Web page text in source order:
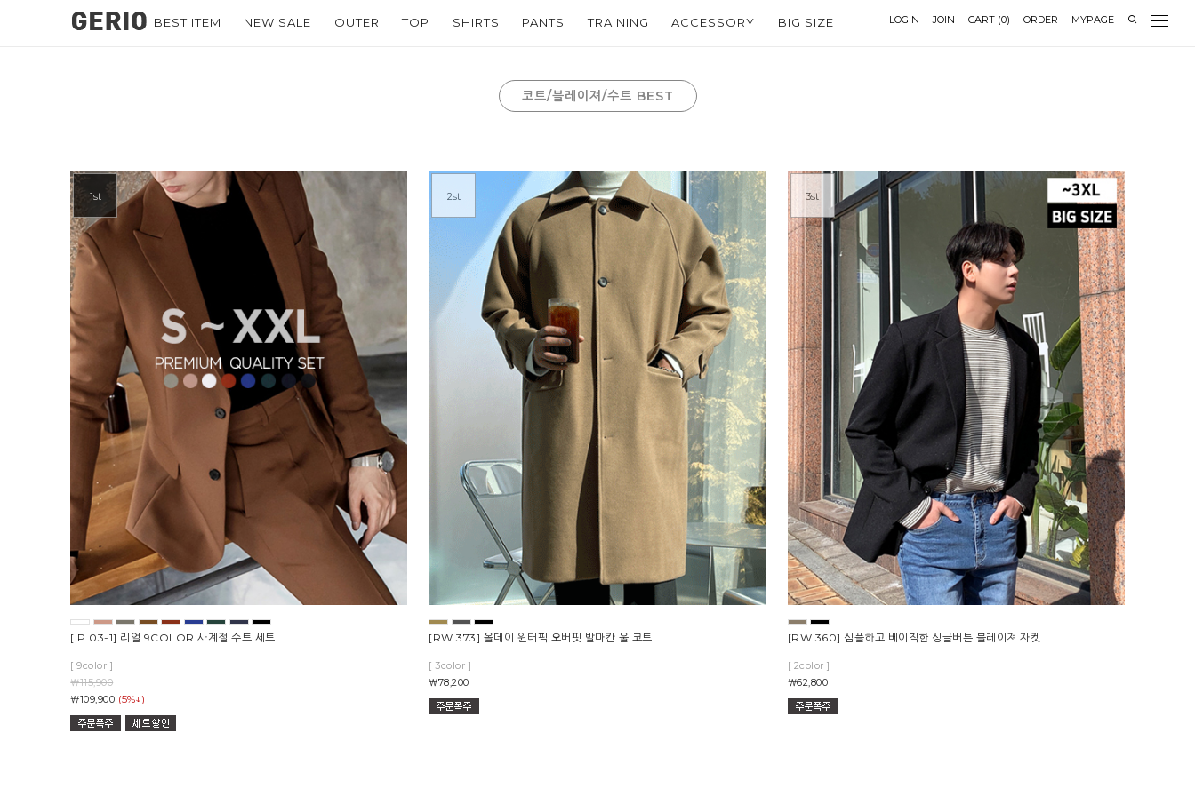
LOGIN JOIN CART (0) ORDER MYPAGE
BEST ITEM NEW SALE OUTER TOP SHIRTS PANTS TRAINING ACCESSORY BIG SIZE
코트/블레이져/수트 BEST
1st
[IP.03-1] 리얼 9COLOR 사계절 수트 세트
[ 9color ]
￦115,900
￦109,900 (5%↓)
2st
[RW.373] 올데이 윈터픽 오버핏 발마칸 울 코트
[ 3color ]
￦78,200
3st
[RW.360] 심플하고 베이직한 싱글버튼 블레이져 자켓
[ 2color ]
￦62,800